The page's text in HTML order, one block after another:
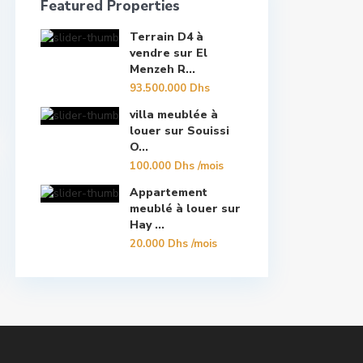
Featured Properties
Terrain D4 à
vendre sur El
Menzeh R...
93.500.000 Dhs
villa meublée à
louer sur Souissi
O...
100.000 Dhs/mois
Appartement
meublé à louer sur
Hay ...
20.000 Dhs/mois